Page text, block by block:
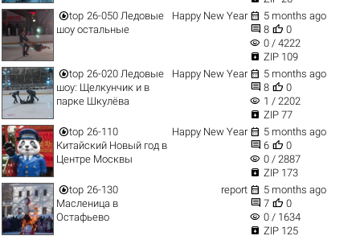
top 26-050 Ледовые
шоу остальные
Happy New Year  5 months ago
 8  0
visibility 0 / 4222
 ZIP 109
top 26-020 Ледовые
шоу: Щелкунчик и в
парке Шкулёва
Happy New Year  5 months ago
 8  0
visibility 1 / 2202
 ZIP 77
top 26-110
Китайский Новый год в
Центре Москвы
Happy New Year  5 months ago
 6  0
visibility 0 / 2887
 ZIP 173
top 26-130
Масленица в
Остафьево
report  5 months ago
 7  0
visibility 0 / 1634
 ZIP 125